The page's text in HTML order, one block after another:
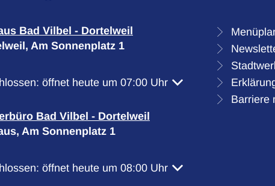
Bad Vilbel - Dortelweil
Am Sonnenplatz 1
um weitere Öffnungs- oder Schließzeiten
öffnet heute um 07:00 Uhr
Bad Vilbel - Dortelweil
Am Sonnenplatz 1
um weitere Öffnungs- oder Schließzeiten auszublenden
öffnet heute um 08:00 Uhr
Barriere